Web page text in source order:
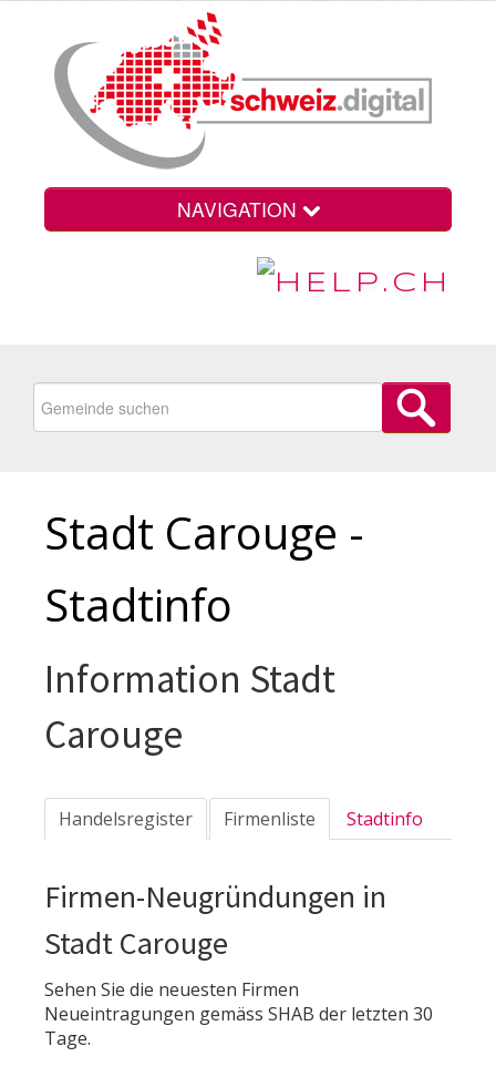
NAVIGATION
Stadt Carouge -
Stadtinfo
Information Stadt
Carouge
Handelsregister Firmenliste Stadtinfo
Firmen-Neugründungen in
Stadt Carouge
Sehen Sie die neuesten Firmen
Neueintragungen gemäss SHAB der letzten 30
Tage.